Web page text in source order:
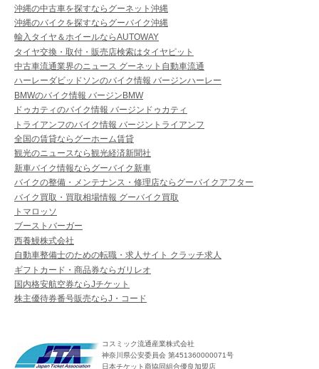
沖縄の中古車を探すならグーネット沖縄
沖縄のバイクを探すならグーバイク沖縄
輸入タイヤ＆ホイールならAUTOWAY
タイヤ交換・取付・販売店検索はタイヤピット
中古車流通業界のニュース グーネット自動車流通
ハーレーダビッドソンのバイク情報 バージンハーレー
BMWのバイク情報 バージンBMW
ドゥカティのバイク情報 バージンドゥカティ
トライアンフのバイク情報 バージントライアンフ
全国の賃貸ならグーホーム賃貸
観光のニュースなら観光経済新聞社
新車バイク情報ならグーバイク新車
バイクの整備・メンテナンス・修理店ならグーバイクアフター
バイク買取・買取相場情報 グーバイク買取
トマロッソ
ブーストバーガー
西養鰻株式会社
自動車整備士のための転職・求人サイト クラッチ求人
ギフトカード・商品券ならガリレオ
国内格安航空券ならJチケット
株主優待券番号販売ならJ・コード
コスミック流通産業株式会社
神奈川県公安委員会 第451360000071号
日本チケット商協同組合優良加盟店